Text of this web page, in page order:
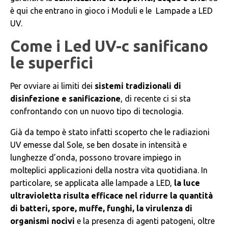
è qui che entrano in gioco i Moduli e le Lampade a LED
UV.
Come i Led UV-c sanificano
le superfici
Per ovviare ai limiti dei sistemi tradizionali di
disinfezione e sanificazione, di recente ci si sta
confrontando con un nuovo tipo di tecnologia.
Già da tempo è stato infatti scoperto che le radiazioni
UV emesse dal Sole, se ben dosate in intensità e
lunghezze d’onda, possono trovare impiego in
molteplici applicazioni della nostra vita quotidiana. In
particolare, se applicata alle lampade a LED, la luce
ultravioletta risulta efficace nel ridurre la quantità
di batteri, spore, muffe, funghi, la virulenza di
organismi nocivi e la presenza di agenti patogeni, oltre